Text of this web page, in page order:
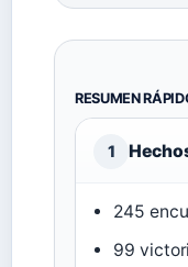
RESUMEN
1
245
99